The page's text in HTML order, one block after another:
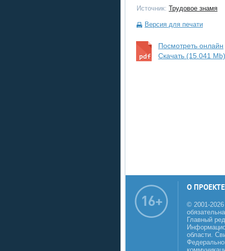
Источник: Трудовое знамя
Версия для печати
Посмотреть онлайн
Скачать (15.041 Mb)
О ПРОЕКТЕ
© 2001-
Главный
области.